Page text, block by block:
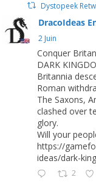
Dystopeek
DracoIdeas
2 Juin
Conquer
DARK
Britannia
Roman
The Saxons,
clashed over
glory.
Will your
https://
ideas/dark-
2